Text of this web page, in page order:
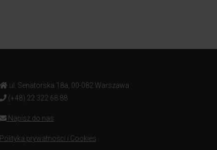
ul. Senatorska 18a, 00-082 Warszawa
(+48) 22 322 68 88
Napisz do nas
Polityka prywatności i Cookies